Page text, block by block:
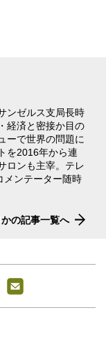
ンゼルス支局長時
経済と密接か目の
ーで世界の問題に
を2016年から連
ロンも主宰。テレ
メンテーター随時
の記事一覧へ